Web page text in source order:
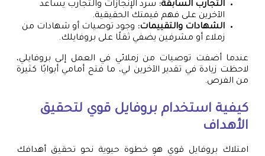
التجارب السابقة: سرد الإنجازات والتجارب يساعد
الآخرين على فهم قيمتك الحقيقية.
الشهادات والتقييمات: وجود توصيات أو شهادات من
زملاء أو مشرفين يضفي ثقلًا على بروفايلك.
عندما أضفت توصيات من زملائي في العمل إلى بروفايلي،
لاحظت زيادة في تقدير الآخرين لي، ما فتح أمامي أبوابًا كثيرة
من الفرص.
كيفية استخدام بروفايل قوي لتحقيق
الأهداف
امتلاك بروفايل قوي هو خطوة حيوية نحو تحقيق أهدافك